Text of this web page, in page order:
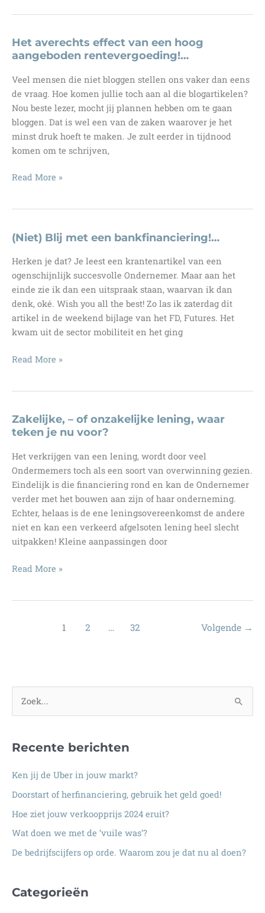
ideale
businessmodel!…
Het averechts effect van een hoog
aangeboden rentevergoeding!…
Veel mensen die niet bloggen stellen ons vaker dan eens
de vraag. Hoe komen jullie toch aan al die blogartikelen?
Nou beste lezer, mocht jij plannen hebben om te gaan
bloggen. Dat is wel een van de zaken waarover je het
minst druk hoeft te maken. Je zult eerder in tijdnood
komen om te schrijven,
Het
een
aangeboden
rentevergoeding!…
Read More »
(Niet) Blij met een bankfinanciering!…
Herken je dat? Je leest een krantenartikel van een
ogenschijnlijk succesvolle Ondernemer. Maar aan het
einde zie ik dan een uitspraak staan, waarvan ik dan
denk, oké. Wish you all the best! Zo las ik zaterdag dit
artikel in de weekend bijlage van het FD, Futures. Het
kwam uit de sector mobiliteit en het ging
(Niet)
bankfinanciering!…
Read More »
Zakelijke, – of onzakelijke lening, waar
teken je nu voor?
Het verkrijgen van een lening, wordt door veel
Ondermemers toch als een soort van overwinning gezien.
Eindelijk is die financiering rond en kan de Ondernemer
verder met het bouwen aan zijn of haar onderneming.
Echter, helaas is de ene leningsovereenkomst de andere
niet en kan een verkeerd afgelsoten lening heel slecht
uitpakken! Kleine aanpassingen door
Zakelijke,
voor?
Read More »
1 2 … 32 Volgende →
k
a
a
r
:
Recente berichten
Ken jij de Uber in jouw markt?
Doorstart of herfinanciering, gebruik het geld goed!
Hoe ziet jouw verkoopprijs 2024 eruit?
Wat doen we met de ‘vuile was’?
De bedrijfscijfers op orde. Waarom zou je dat nu al doen?
Categorieën